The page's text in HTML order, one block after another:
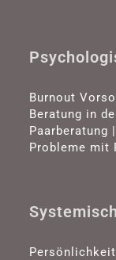
Burnout
Beratung in
Paarberatung
Probleme mit